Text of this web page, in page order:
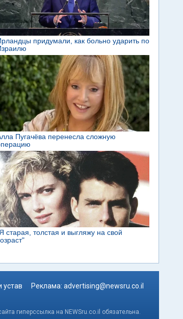
устав Реклама: advertising@newsru.co.il
гиперссылка на NEWSru.co.il обязательна.